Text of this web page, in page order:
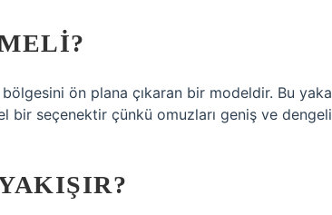
ön plana çıkaran bir modeldir. Bu yaka
bir seçenektir çünkü omuzları geniş ve dengeli